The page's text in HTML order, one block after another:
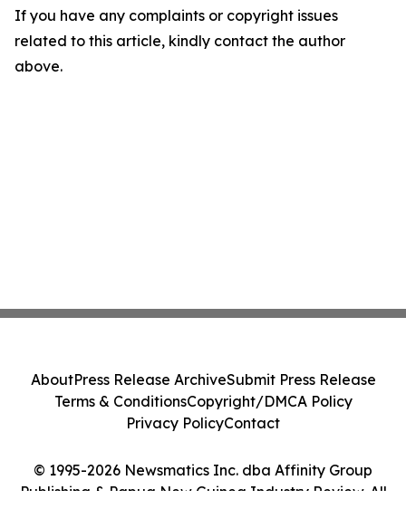
If you have any complaints or copyright issues
related to this article, kindly contact the author
above.
© 1995-2026 Newsmatics Inc. dba Affinity Group
Publishing & Papua New Guinea Industry Review. All
AboutPress Release ArchiveSubmit Press Release
Terms & ConditionsCopyright/DMCA Policy
Privacy PolicyContact